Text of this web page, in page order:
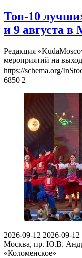
Топ-10
и 9 августа в
Редакция
мероприятий на
https://schema.org/
6850 2
2026-09-12 2026-09-12
Москва, пр. Ю.В.
«Коломенское»